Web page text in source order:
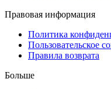
Правовая информация
Политика
Пользовательское
Правила возврата
Больше